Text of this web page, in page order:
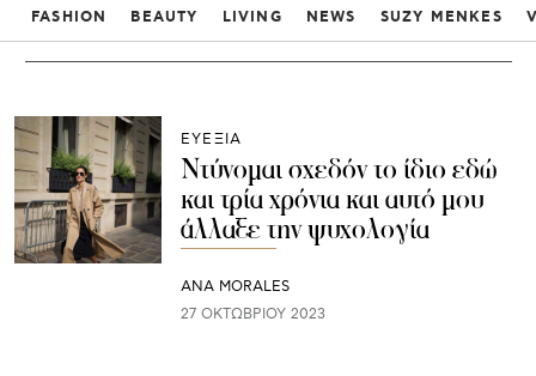
FASHION BEAUTY LIVING NEWS SUZY MENKES
ΕΥΕΞΙΑ
Ντύνομαι σχεδόν το ίδιο εδώ
και τρία χρόνια και αυτό μου
άλλαξε την ψυχολογία
ANA MORALES
27 ΟΚΤΩΒΡΊΟΥ 2023